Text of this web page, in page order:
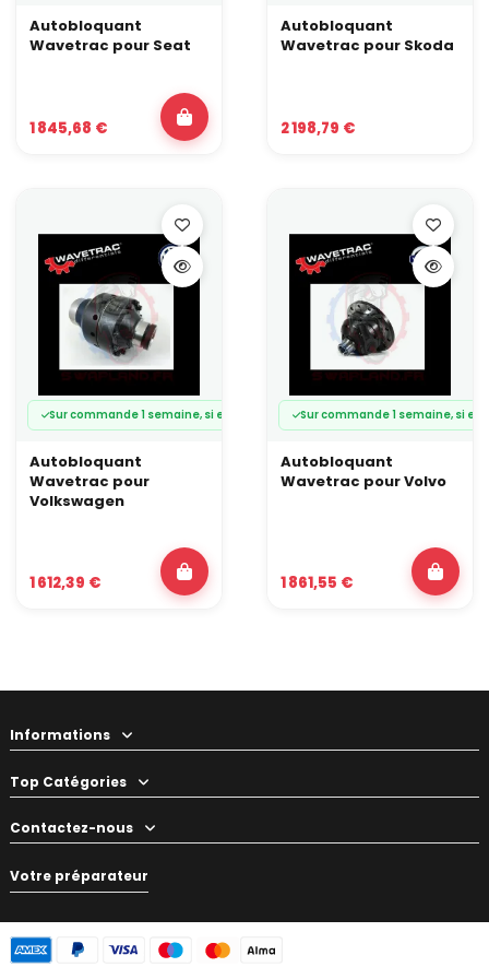
Autobloquant
Wavetrac pour Seat
1 845,68 €
Autobloquant
Wavetrac pour Skoda
2 198,79 €
Sur commande 1 semaine, si en stock usine
Autobloquant
Wavetrac pour
Volkswagen
1 612,39 €
Sur commande 1 semaine, si en
Autobloquant
Wavetrac pour Volvo
1 861,55 €
Informations
Top Catégories
Contactez-nous
Votre préparateur